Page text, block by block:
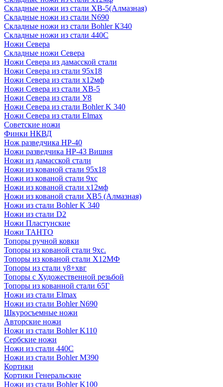
Складные ножи из стали ХВ-5(Алмазная)
Складные ножи из стали N690
Складные ножи из стали Bohler К340
Складные ножи из стали 440С
Ножи Севера
Складные ножи Севера
Ножи Севера из дамасской стали
Ножи Севера из стали 95х18
Ножи Севера из стали х12мф
Ножи Севера из стали ХВ-5
Ножи Севера из стали У8
Ножи Севера из стали Bohler K 340
Ножи Севера из стали Elmax
Советские ножи
Финки НКВД
Нож разведчика НР-40
Ножи разведчика НР-43 Вишня
Ножи из дамасской стали
Ножи из кованой стали 95х18
Ножи из кованой стали 9хс
Ножи из кованой стали х12мф
Ножи из кованой стали ХВ5 (Алмазная)
Ножи из стали Bohler K 340
Ножи из стали D2
Ножи Пластунские
Ножи ТАНТО
Топоры ручной ковки
Топоры из кованой стали 9хс.
Топоры из кованой стали Х12МФ
Топоры из стали у8+хвг
Топоры с Художественной резьбой
Топоры из кованной стали 65Г
Ножи из стали Elmax
Ножи из стали Bohler N690
Шкуросъемные ножи
Авторские ножи
Ножи из стали Bohler K110
Сербские ножи
Ножи из стали 440С
Ножи из стали Bohler M390
Кортики
Кортики Генеральские
Ножи из стали Bohler K100